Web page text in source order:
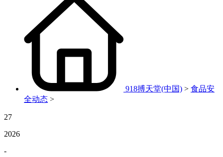
918搏天堂(中国) > 食品安
全动态 >
27
2026
-